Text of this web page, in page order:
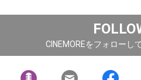
CINEMOREをフォローし